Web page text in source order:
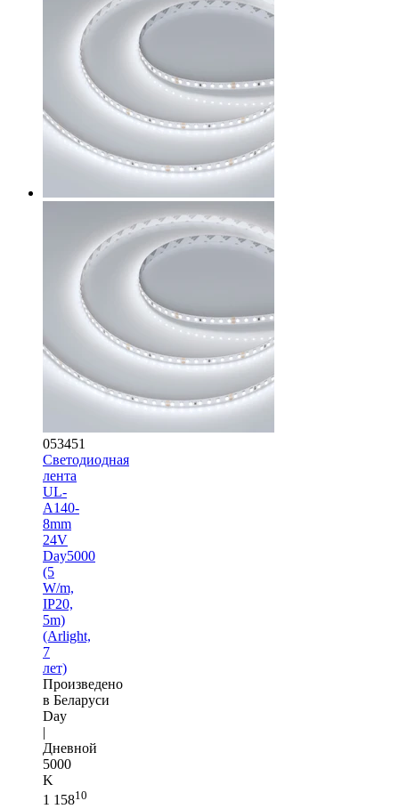
053451
Светодиодная
лента
UL-
A140-
8mm
24V
Day5000
(5
W/m,
IP20,
5m)
(Arlight,
7
лет)
Произведено
в Беларуси
Day
|
Дневной
5000
K
1 15810